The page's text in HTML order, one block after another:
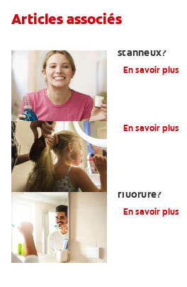
Articles associés
stanneux?
En savoir plus
En savoir plus
fluorure?
En savoir plus